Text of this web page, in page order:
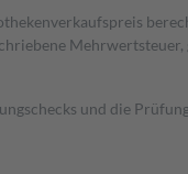
Mehrwertsteuer,
und die